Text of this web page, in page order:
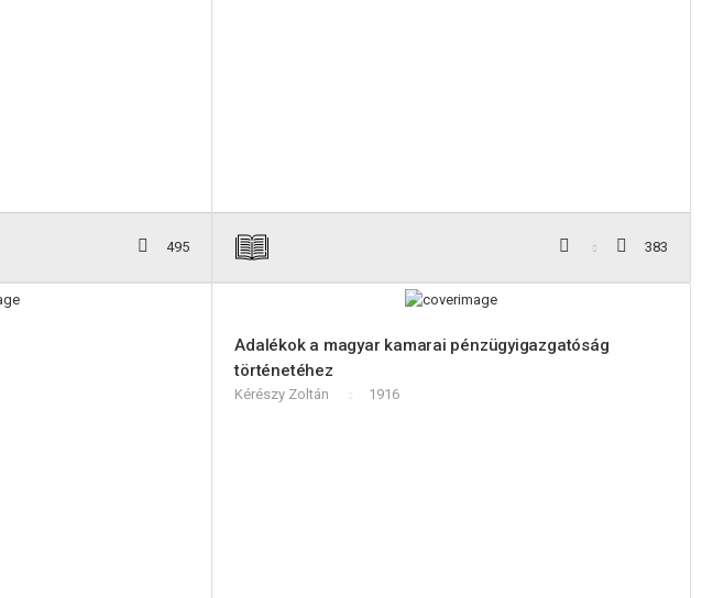
495 383
Adalékok a magyar kamarai pénzügyigazgatóság
történetéhez
Kérészy Zoltán 1916